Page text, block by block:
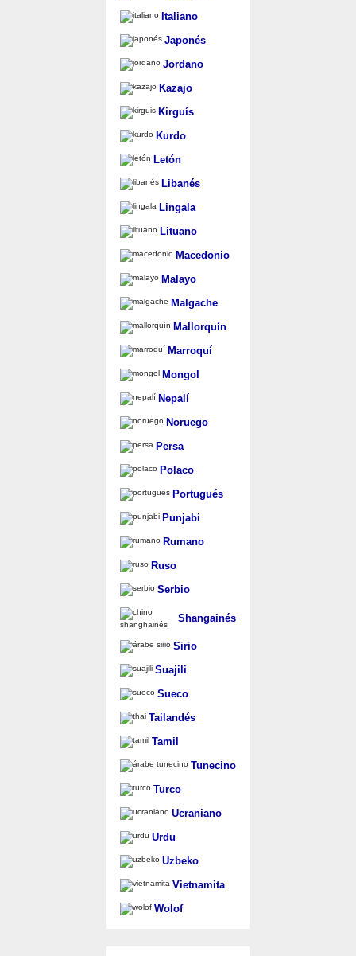
Italiano
Japonés
Jordano
Kazajo
Kirguís
Kurdo
Letón
Libanés
Lingala
Lituano
Macedonio
Malayo
Malgache
Mallorquín
Marroquí
Mongol
Nepalí
Noruego
Persa
Polaco
Portugués
Punjabi
Rumano
Ruso
Serbio
Shangainés
Sirio
Suajili
Sueco
Tailandés
Tamil
Tunecino
Turco
Ucraniano
Urdu
Uzbeko
Vietnamita
Wolof